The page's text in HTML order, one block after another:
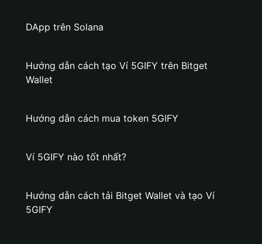
DApp trên Solana
Hướng dẫn cách tạo Ví 5GIFY trên Bitget
Wallet
Hướng dẫn cách mua token 5GIFY
Ví 5GIFY nào tốt nhất?
Hướng dẫn cách tải Bitget Wallet và tạo Ví
5GIFY